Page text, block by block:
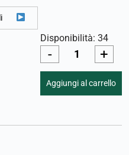
Disponibilità: 34
- +
Aggiungi al carrello